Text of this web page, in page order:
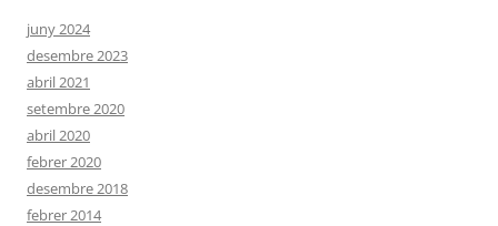
juny 2024
desembre 2023
abril 2021
setembre 2020
abril 2020
febrer 2020
desembre 2018
febrer 2014